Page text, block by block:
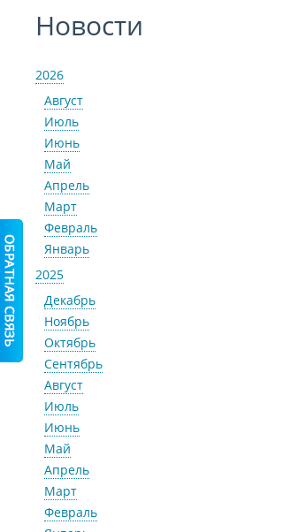
Новости
2026
Август
Июль
Июнь
Май
Апрель
Март
Февраль
Январь
2025
Декабрь
Ноябрь
Октябрь
Сентябрь
Август
Июль
Июнь
Май
Апрель
Март
Февраль